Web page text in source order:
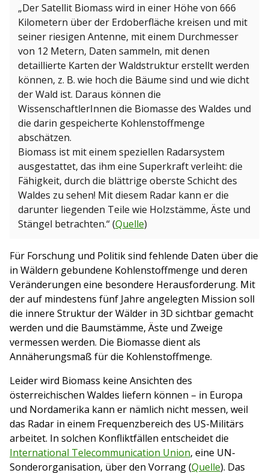
„Der Satellit Biomass wird in einer Höhe von 666
Kilometern über der Erdoberfläche kreisen und mit
seiner riesigen Antenne, mit einem Durchmesser
von 12 Metern, Daten sammeln, mit denen
detaillierte Karten der Waldstruktur erstellt werden
können, z. B. wie hoch die Bäume sind und wie dicht
der Wald ist. Daraus können die
WissenschaftlerInnen die Biomasse des Waldes und
die darin gespeicherte Kohlenstoffmenge
abschätzen.
Biomass ist mit einem speziellen Radarsystem
ausgestattet, das ihm eine Superkraft verleiht: die
Fähigkeit, durch die blättrige oberste Schicht des
Waldes zu sehen! Mit diesem Radar kann er die
darunter liegenden Teile wie Holzstämme, Äste und
Stängel betrachten.“ (Quelle)
Für Forschung und Politik sind fehlende Daten über die
in Wäldern gebundene Kohlenstoffmenge und deren
Veränderungen eine besondere Herausforderung. Mit
der auf mindestens fünf Jahre angelegten Mission soll
die innere Struktur der Wälder in 3D sichtbar gemacht
werden und die Baumstämme, Äste und Zweige
vermessen werden. Die Biomasse dient als
Annäherungsmaß für die Kohlenstoffmenge.
Leider wird Biomass keine Ansichten des
österreichischen Waldes liefern können – in Europa
und Nordamerika kann er nämlich nicht messen, weil
das Radar in einem Frequenzbereich des US-Militärs
arbeitet. In solchen Konfliktfällen entscheidet die
International Telecommunication Union, eine UN-
Sonderorganisation, über den Vorrang (Quelle). Das